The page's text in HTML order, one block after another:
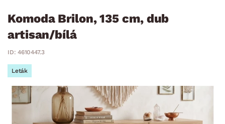
Komoda Brilon, 135 cm, dub
artisan/bílá
ID: 4610447.3
Leták